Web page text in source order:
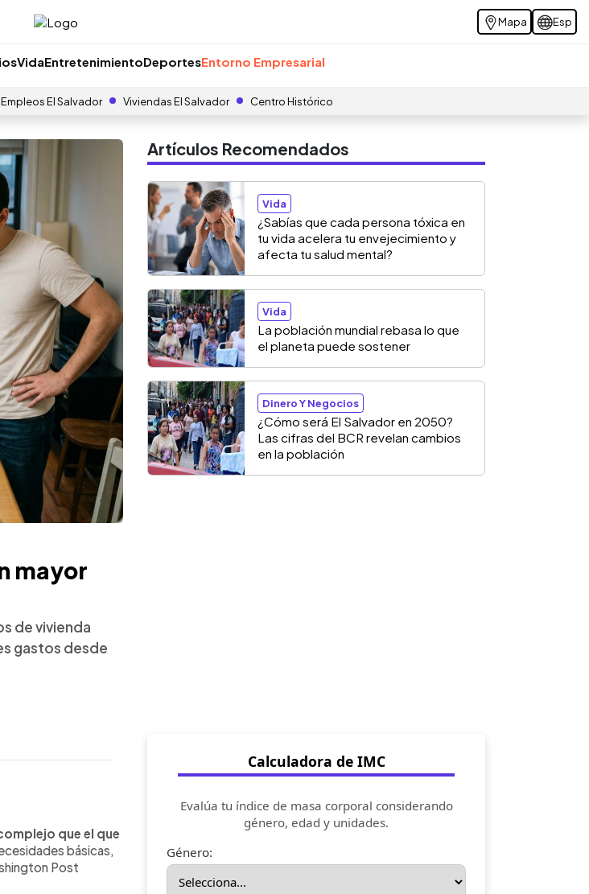
Mapa Esp
VidaEntretenimientoDeportesEntorno Empresarial
Empleos El Salvador Viviendas El Salvador Centro Histórico
mayor
de vivienda
gastos desde
los
necesidades
no lo
del crédito.
que el que
básicas,
Post
Artículos Recomendados
Vida
¿Sabías que cada persona tóxica en
tu vida acelera tu envejecimiento y
afecta tu salud mental?
Vida
La población mundial rebasa lo que
el planeta puede sostener
Dinero Y Negocios
¿Cómo será El Salvador en 2050?
Las cifras del BCR revelan cambios
en la población
Calculadora de IMC
Evalúa tu índice de masa corporal considerando
género, edad y unidades.
Género: